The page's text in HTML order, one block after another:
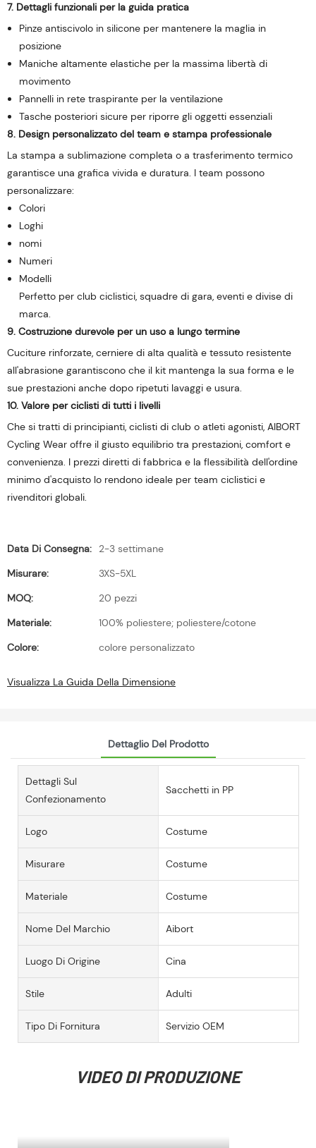
7. Dettagli funzionali per la guida pratica
Pinze antiscivolo in silicone per mantenere la maglia in
posizione
Maniche altamente elastiche per la massima libertà di
movimento
Pannelli in rete traspirante per la ventilazione
Tasche posteriori sicure per riporre gli oggetti essenziali
8. Design personalizzato del team e stampa professionale
La stampa a sublimazione completa o a trasferimento termico
garantisce una grafica vivida e duratura. I team possono
personalizzare:
Colori
Loghi
nomi
Numeri
Modelli
Perfetto per club ciclistici, squadre di gara, eventi e divise di
marca.
9. Costruzione durevole per un uso a lungo termine
Cuciture rinforzate, cerniere di alta qualità e tessuto resistente
all'abrasione garantiscono che il kit mantenga la sua forma e le
sue prestazioni anche dopo ripetuti lavaggi e usura.
10. Valore per ciclisti di tutti i livelli
Che si tratti di principianti, ciclisti di club o atleti agonisti, AIBORT
Cycling Wear offre il giusto equilibrio tra prestazioni, comfort e
convenienza. I prezzi diretti di fabbrica e la flessibilità dell'ordine
minimo d'acquisto lo rendono ideale per team ciclistici e
rivenditori globali.
Data Di Consegna:
2-3 settimane
Misurare:
3XS-5XL
MOQ:
20 pezzi
Materiale:
100% poliestere; poliestere/cotone
Colore:
colore personalizzato
Visualizza La Guida Della Dimensione
Dettaglio Del Prodotto
Dettagli Sul
Confezionamento
Sacchetti in PP
Logo Costume
Misurare Costume
Materiale Costume
Nome Del Marchio Aibort
Luogo Di Origine Cina
Stile Adulti
Tipo Di Fornitura Servizio OEM
VIDEO DI PRODUZIONE